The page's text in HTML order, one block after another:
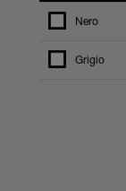
Nero
Grigio